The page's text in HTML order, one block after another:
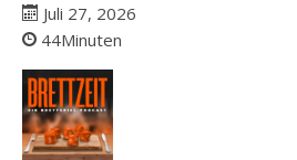
Juli 27, 2026
44Minuten